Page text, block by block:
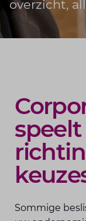
overzicht,
Sommige